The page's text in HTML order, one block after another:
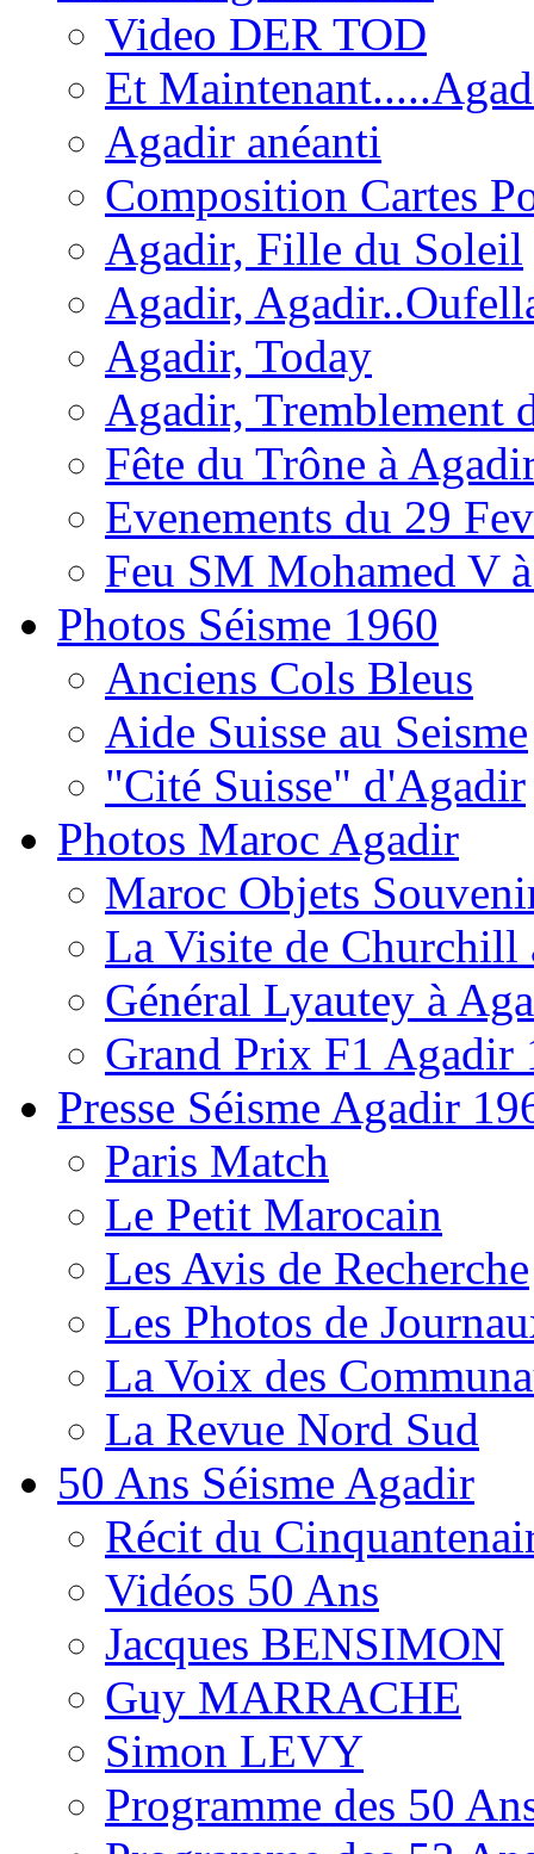
Video DER TOD
Et
Agadir anéanti
Composition Cartes
Agadir, Fille du Soleil
Agadir,
Agadir, Today
Agadir, Tremblement
Fête du Trône à
Evenements du 29
Feu SM Mohamed V
Photos Séisme 1960
Anciens Cols Bleus
Aide Suisse au Seisme
"Cité Suisse" d'Agadir
Photos Maroc Agadir
Maroc Objets
La Visite de Churchill
Général Lyautey à
Grand Prix F1 Agadir
Presse Séisme Agadir
Paris Match
Le Petit Marocain
Les Avis de Recherche
Les Photos de
La Voix des
La Revue Nord Sud
50 Ans Séisme Agadir
Récit du
Vidéos 50 Ans
Jacques BENSIMON
Guy MARRACHE
Simon LEVY
Programme des 50